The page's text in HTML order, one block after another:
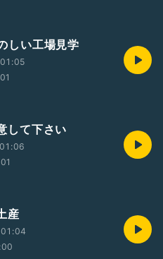
しい工場見学
して下さい
産